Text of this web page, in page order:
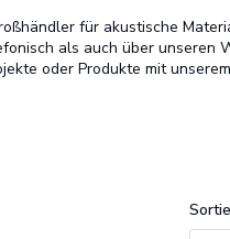
für akustische
als auch über unseren
oder Produkte mit